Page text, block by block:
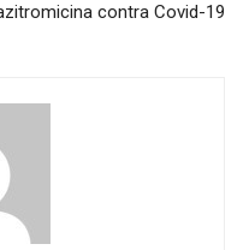
contra Covid-19